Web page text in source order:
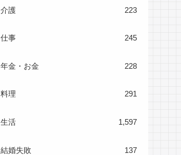
介護 223
仕事 245
年金・お金 228
料理 291
生活 1,597
結婚失敗 137